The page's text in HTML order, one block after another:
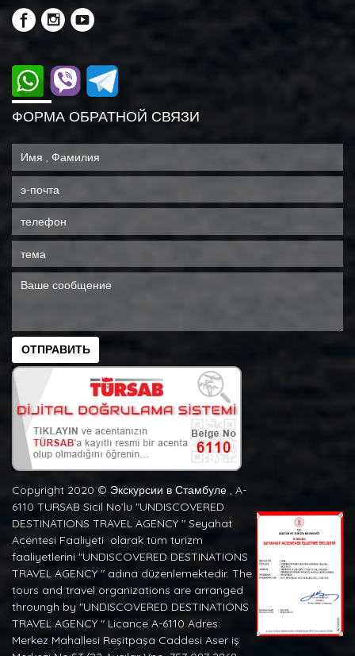
ФОРМА ОБРАТНОЙ СВЯЗИ
ОТПРАВИТЬ
Copyright 2020 ©️ Экскурсии в Стамбуле , A-
6110 TURSAB Sicil No’lu "UNDISCOVERED
DESTINATIONS TRAVEL AGENCY " Seyahat
Acentesi Faaliyeti olarak tüm turizm
faaliyetlerini "UNDISCOVERED DESTINATIONS
TRAVEL AGENCY " adına düzenlemektedir. The
tours and travel organizations are arranged
throungh by "UNDISCOVERED DESTINATIONS
TRAVEL AGENCY " Licance A-6110 Adres:
Merkez Mahallesi Reşitpaşa Caddesi Aser iş